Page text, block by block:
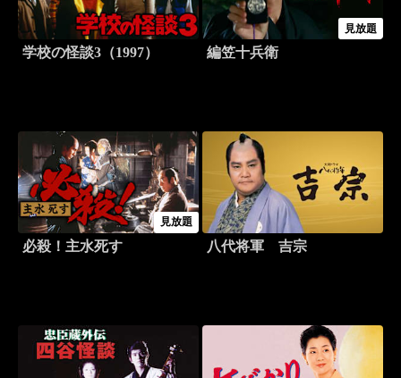
学校の怪談3（1997）
見放題
編笠十兵衛
見放題
必殺！主水死す 八代将軍 吉宗